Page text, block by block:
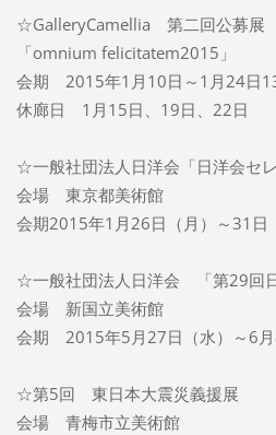
☆GalleryCamellia 第二回公募展
「omnium felicitatem2015」
会期 2015年1月10日～1月24日
休廊日 1月15日、19日、22日
☆一般社団法人日洋会「日洋会セ
会場 東京都美術館
会期2015年1月26日（月）～31日
☆一般社団法人日洋会 「第29回
会場 新国立美術館
会期 2015年5月27日（水）～6月
☆第5回 東日本大震災義援展
会場 青梅市立美術館